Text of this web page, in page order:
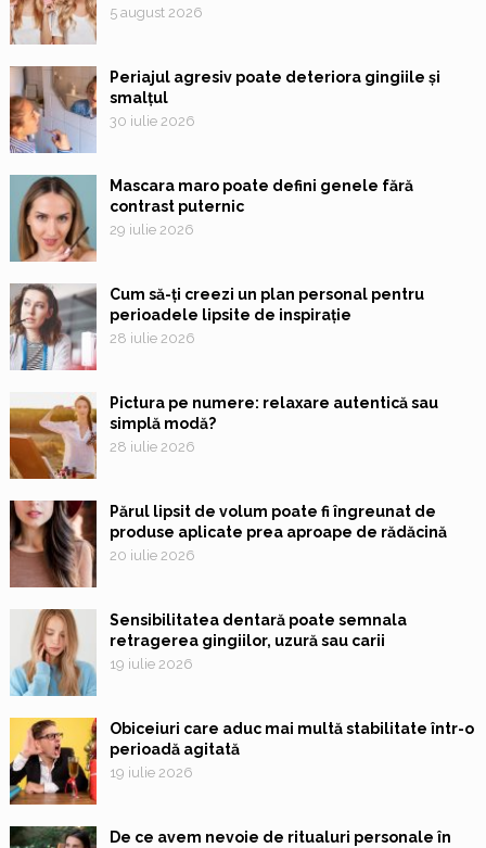
5 august 2026
Periajul agresiv poate deteriora gingiile și
smalțul
30 iulie 2026
Mascara maro poate defini genele fără
contrast puternic
29 iulie 2026
Cum să-ți creezi un plan personal pentru
perioadele lipsite de inspirație
28 iulie 2026
Pictura pe numere: relaxare autentică sau
simplă modă?
28 iulie 2026
Părul lipsit de volum poate fi îngreunat de
produse aplicate prea aproape de rădăcină
20 iulie 2026
Sensibilitatea dentară poate semnala
retragerea gingiilor, uzură sau carii
19 iulie 2026
Obiceiuri care aduc mai multă stabilitate într-o
perioadă agitată
19 iulie 2026
De ce avem nevoie de ritualuri personale în